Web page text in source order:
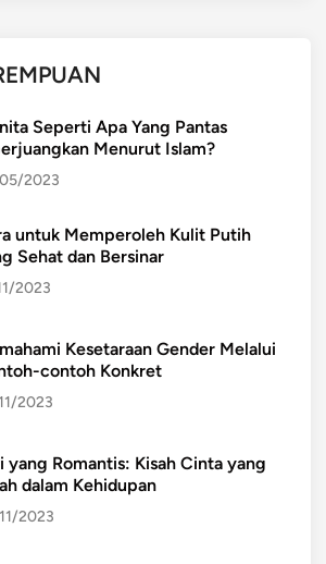
Seperti Apa Yang Pantas
Menurut Islam?
2023
untuk Memperoleh Kulit Putih
Sehat dan Bersinar
2023
Kesetaraan Gender Melalui
contoh Konkret
2023
yang Romantis: Kisah Cinta yang
dalam Kehidupan
2023